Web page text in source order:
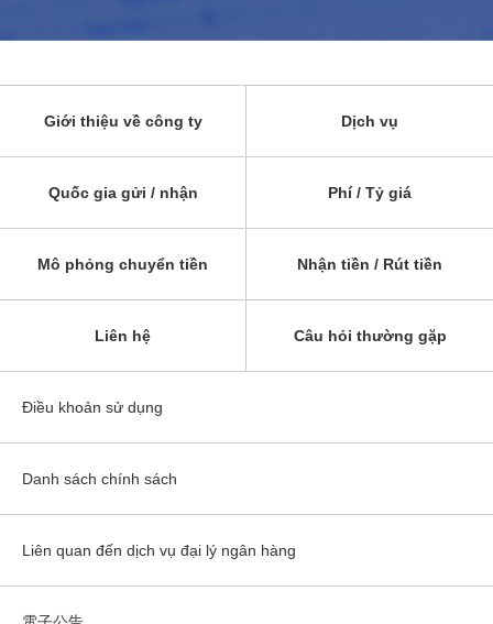
Giới thiệu về công ty Dịch vụ
Quốc gia gửi / nhận Phí / Tỷ giá
Mô phỏng chuyển tiền Nhận tiền / Rút tiền
Liên hệ Câu hỏi thường gặp
Điều khoản sử dụng
Danh sách chính sách
Liên quan đến dịch vụ đại lý ngân hàng